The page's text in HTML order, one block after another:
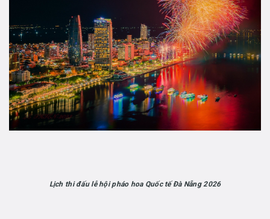
Lịch thi đấu lễ hội pháo hoa Quốc tế Đà Nẵng 2026